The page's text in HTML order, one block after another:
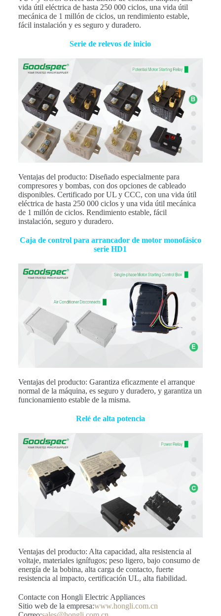
vida útil eléctrica de hasta 250 000 ciclos, una vida útil
mecánica de 1 millón de ciclos, un rendimiento estable,
fácil instalación y es seguro y duradero.
Serie de relevos de inicio
Ventajas del producto: Diseñado especialmente para
compresores y bombas, con dos opciones de cableado
disponibles. Certificado por UL y CCC, con una vida útil
eléctrica de hasta 250 000 ciclos y una vida útil mecánica
de 1 millón de ciclos. Rendimiento estable, fácil
instalación, seguro y duradero.
Caja de control para arrancador de motor monofásico
serie HD1
Ventajas del producto: Garantiza eficazmente el arranque
normal de la máquina, es seguro y duradero, y garantiza un
funcionamiento estable de la misma.
Relé de alta potencia
Ventajas del producto: Alta capacidad, alta resistencia al
voltaje, materiales ignífugos; peso ligero, bajo consumo de
energía de la bobina, alta carga de contacto, fuerte
resistencia al impacto, certificación UL, alta fiabilidad.
Contacte con Hongli Electric Appliances
Sitio web de la empresa:www.hongli.com.cn